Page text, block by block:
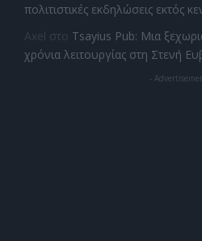
πολιτιστικές εκδηλώσεις εκτός
Axel στο Tsayius Pub: Μια
χρόνια λειτουργίας στη Στενή
-